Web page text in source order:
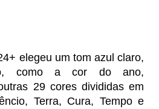
elegeu um tom azul claro,
como a cor do ano,
29 cores divididas em
Terra, Cura, Tempo e